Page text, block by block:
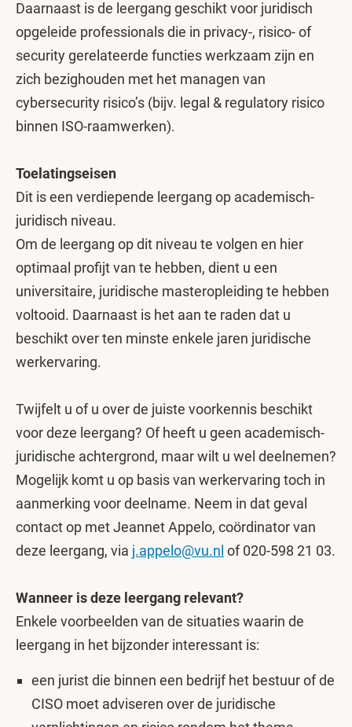
Daarnaast is de leergang geschikt voor juridisch
opgeleide professionals die in privacy-, risico- of
security gerelateerde functies werkzaam zijn en
zich bezighouden met het managen van
cybersecurity risico’s (bijv. legal & regulatory risico
binnen ISO-raamwerken).
Toelatingseisen
Dit is een verdiepende leergang op academisch-
juridisch niveau.
Om de leergang op dit niveau te volgen en hier
optimaal profijt van te hebben, dient u een
universitaire, juridische masteropleiding te hebben
voltooid. Daarnaast is het aan te raden dat u
beschikt over ten minste enkele jaren juridische
werkervaring.
Twijfelt u of u over de juiste voorkennis beschikt
voor deze leergang? Of heeft u geen academisch-
juridische achtergrond, maar wilt u wel deelnemen?
Mogelijk komt u op basis van werkervaring toch in
aanmerking voor deelname. Neem in dat geval
contact op met Jeannet Appelo, coördinator van
deze leergang, via j.appelo@vu.nl of 020-598 21 03.
Wanneer is deze leergang relevant?
Enkele voorbeelden van de situaties waarin de
leergang in het bijzonder interessant is:
een jurist die binnen een bedrijf het bestuur of de
CISO moet adviseren over de juridische